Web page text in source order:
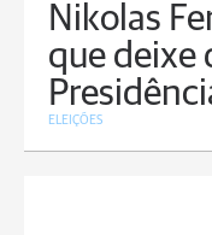
Nikolas
que deixe
ELEIÇÕES